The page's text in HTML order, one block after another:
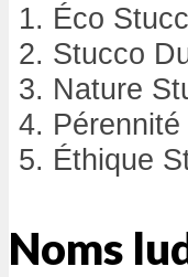
Éco
Stucco
Nature
Éthique
Noms